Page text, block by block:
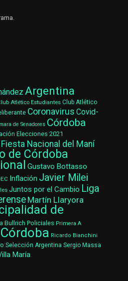
Argentina
Atlético Estudiantes Club Atlético
Coronavirus Covid-
de Senadores Córdoba
Elecciones 2021
Fiesta Nacional del Maní
de Córdoba
Gustavo Bottasso
Inflación Javier Milei
Juntos por el Cambio Liga
Martín Llaryora
de
Bullrich Policiales Primera A
Ricardo Bianchini
Selección Argentina Sergio Massa
María